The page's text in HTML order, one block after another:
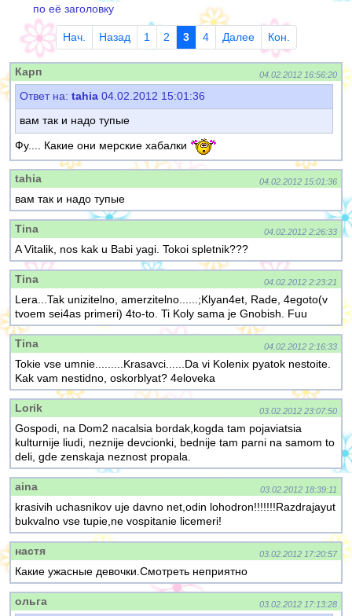
по её заголовку
Нач. Назад 1 2 3 4 Далее Кон.
Карп 04.02.2012 16:56:20
Ответ на: tahia 04.02.2012 15:01:36
вам так и надо тупые
Фу.... Какие они мерские хабалки
tahia 04.02.2012 15:01:36
вам так и надо тупые
Tina 04.02.2012 2:26:33
A Vitalik, nos kak u Babi yagi. Tokoi spletnik???
Tina 04.02.2012 2:23:21
Lera...Tak unizitelno, amerzitelno......;Klyan4et, Rade, 4egoto(v
tvoem sei4as primeri) 4to-to. Ti Koly sama je Gnobish. Fuu
Tina 04.02.2012 2:16:33
Tokie vse umnie.........Krasavci......Da vi Kolenix pyatok nestoite.
Kak vam nestidno, oskorblyat? 4eloveka
Lorik 03.02.2012 23:07:50
Gospodi, na Dom2 nacalsia bordak,kogda tam pojaviatsia
kulturnije liudi, neznije devcionki, bednije tam parni na samom to
deli, gde zenskaja neznost propala.
aina 03.02.2012 18:39:11
krasivih uchasnikov uje davno net,odin lohodron!!!!!!!Razdrajayut
bukvalno vse tupie,ne vospitanie licemeri!
настя 03.02.2012 17:20:57
Какие ужасные девочки.Смотреть неприятно
ольга 03.02.2012 17:13:28